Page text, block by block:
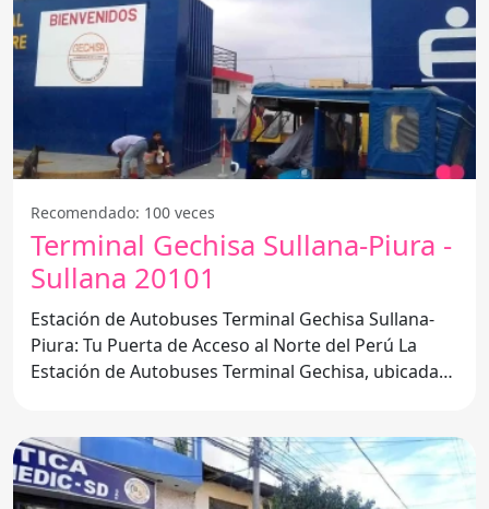
Recomendado: 100 veces
Terminal Gechisa Sullana-Piura -
Sullana 20101
Estación de Autobuses Terminal Gechisa Sullana-
Piura: Tu Puerta de Acceso al Norte del Perú La
Estación de Autobuses Terminal Gechisa, ubicada